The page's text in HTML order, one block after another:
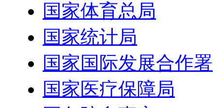
国家体育总局
国家统计局
国家国际发展合作署
国家医疗保障局